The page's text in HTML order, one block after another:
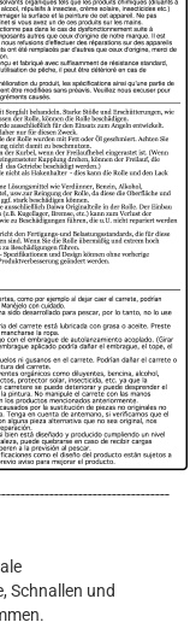
Schnallen und